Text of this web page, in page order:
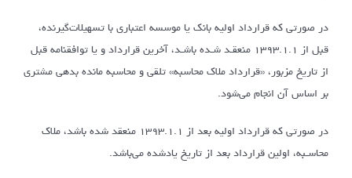
در صورتی که قرارداد اولیه بانک یا موسسه اعتباری با تسهیلات‌گیرنده،
قبل از ۱۳۹۳.۱.۱ منعقـد شـده باشـد، آخرین قرارداد و یا توافقنامه قبل
از تاریخ مزبور، «قرارداد ملاک محاسبه» تلقی و محاسبه مانده بدهی مشتری
بر اساس آن انجام می‌شود.
در صورتی که قرارداد اولیه بعد از ۱۳۹۳.۱.۱ منعقد شده باشد، ملاک
محاسـبه، اولین قرارداد بعد از تاریخ یادشده می‌باشد.